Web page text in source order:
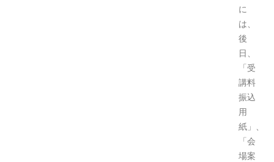
に
は、
後
日、
「受
講料
振込
用
紙」、
「会
場案